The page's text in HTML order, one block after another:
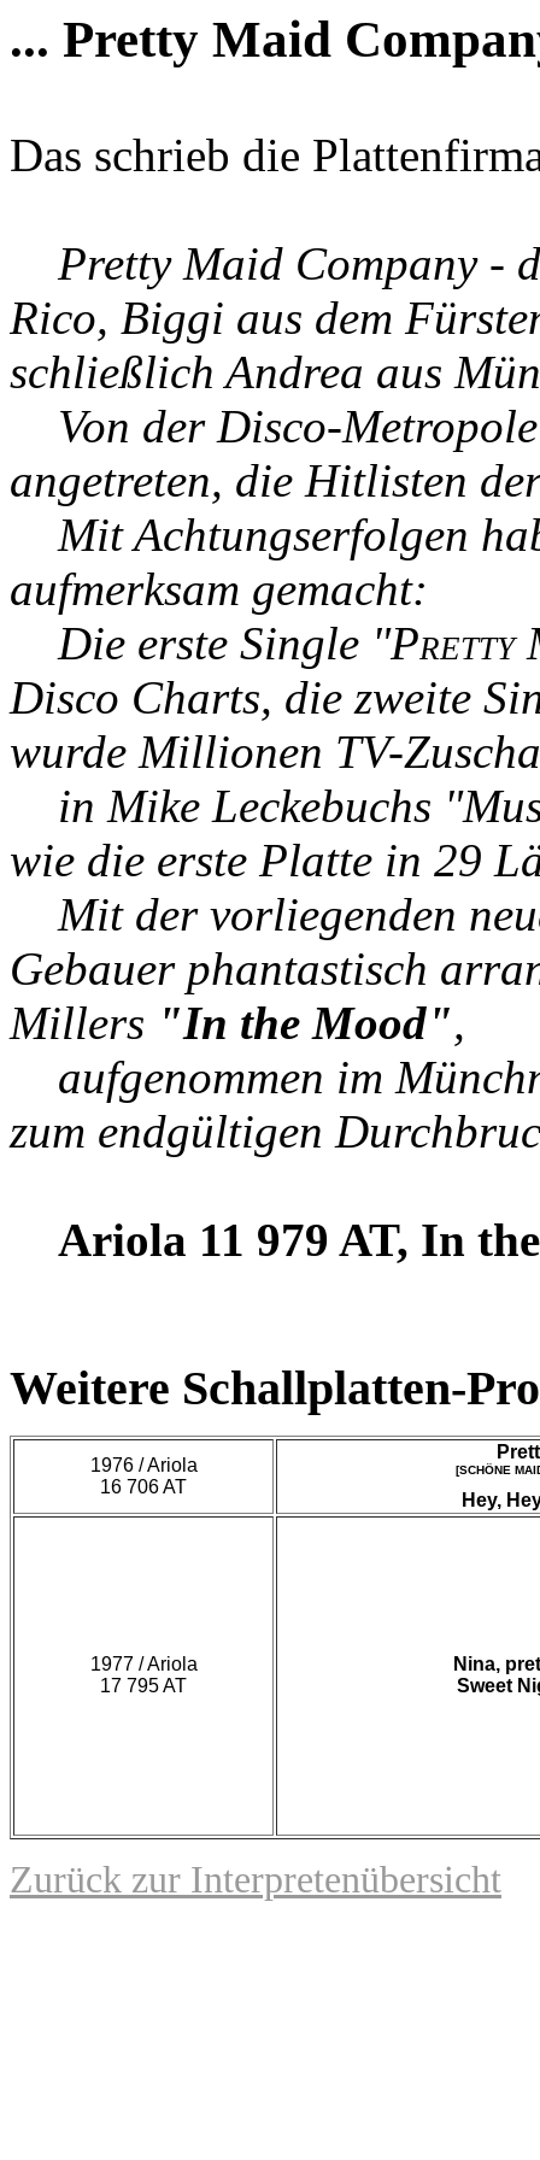
... Pretty Maid
Das schrieb die
Pretty Maid Company -
Rico, Biggi aus dem
schließlich Andrea aus
Von der Disco-
angetreten, die Hitlisten
Mit Achtungserfolgen
aufmerksam gemacht:
Die erste Single "Pretty
Disco Charts, die zweite
wurde Millionen TV-
in Mike Leckebuchs
wie die erste Platte in 29
Mit der vorliegenden
Gebauer phantastisch
Millers "In the Mood",
aufgenommen im
zum endgültigen
Ariola 11 979 AT, In
Weitere Schallplatten-
1976 / Ariola
16 706 AT
[SCHÖNE
Hey,
1977 / Ariola
17 795 AT
Nina,
Sweet
Zurück zur Interpretenübersicht